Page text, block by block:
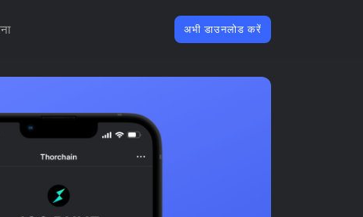
अभी डाउनलोड करें